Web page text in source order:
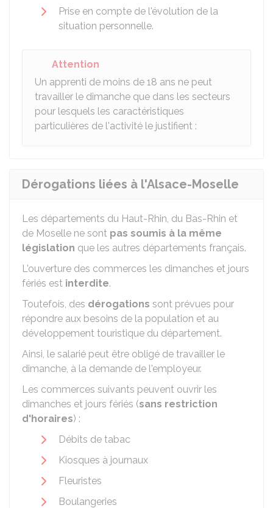
Prise en compte de l'évolution de la
situation personnelle.
Attention
Un apprenti de moins de 18 ans ne peut
travailler le dimanche que dans les secteurs
pour lesquels les caractéristiques
particulières de l'activité le justifient :
Dérogations liées à l'Alsace-Moselle
Les départements du Haut-Rhin, du Bas-Rhin et
de Moselle ne sont pas soumis à la même
législation que les autres départements français.
L'ouverture des commerces les dimanches et jours
fériés est interdite.
Toutefois, des dérogations sont prévues pour
répondre aux besoins de la population et au
développement touristique du département.
Ainsi, le salarié peut être obligé de travailler le
dimanche, à la demande de l'employeur.
Les commerces suivants peuvent ouvrir les
dimanches et jours fériés (sans restriction
d'horaires) :
Débits de tabac
Kiosques à journaux
Fleuristes
Boulangeries